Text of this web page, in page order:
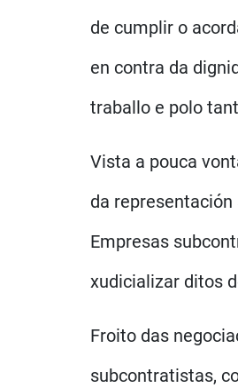
de cumplir o
en contra da
traballo e polo
Vista a pouca
da
Empresas
xudicializar ditos
Froito das
subcontratistas,